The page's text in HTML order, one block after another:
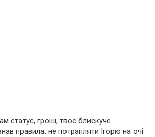
статус, гроші, твоє блискуче
правила: не потрапляти Ігорю на очі